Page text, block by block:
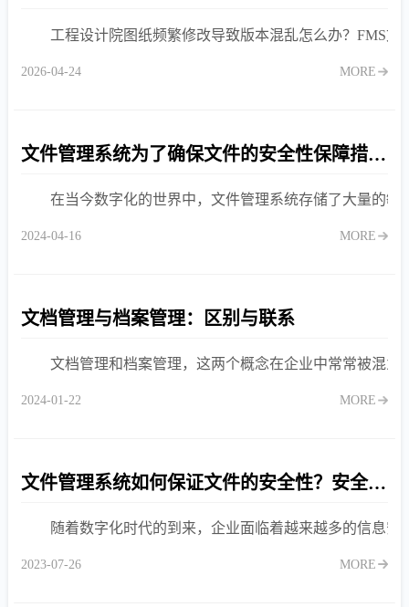
工程设计院图纸频繁修改导致版本混乱怎么办？FMS
2026-04-24 MORE
文件管理系统为了确保文件的安全性保障措施有哪些
在当今数字化的世界中，文件管理系统存储了大量的
2024-04-16 MORE
文档管理与档案管理：区别与联系
文档管理和档案管理，这两个概念在企业中常常被混
2024-01-22 MORE
文件管理系统如何保证文件的安全性？安全要点:加密、备份与权限
随着数字化时代的到来，企业面临着越来越多的信息
2023-07-26 MORE